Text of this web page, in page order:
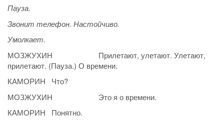
Пауза.
Звонит телефон. Настойчиво.
Умолкает.
МОЗЖУХИН Прилетают, улетают. Улетают,
прилетают. (Пауза.) О времени.
КАМОРИН Что?
МОЗЖУХИН Это я о времени.
КАМОРИН Понятно.